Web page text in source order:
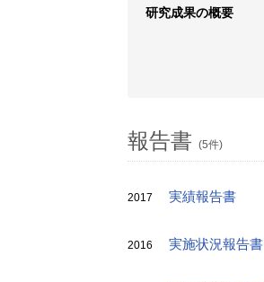
研究成果の概要
報告書 (5件)
2017 実績報告書
2016 実施状況報告書